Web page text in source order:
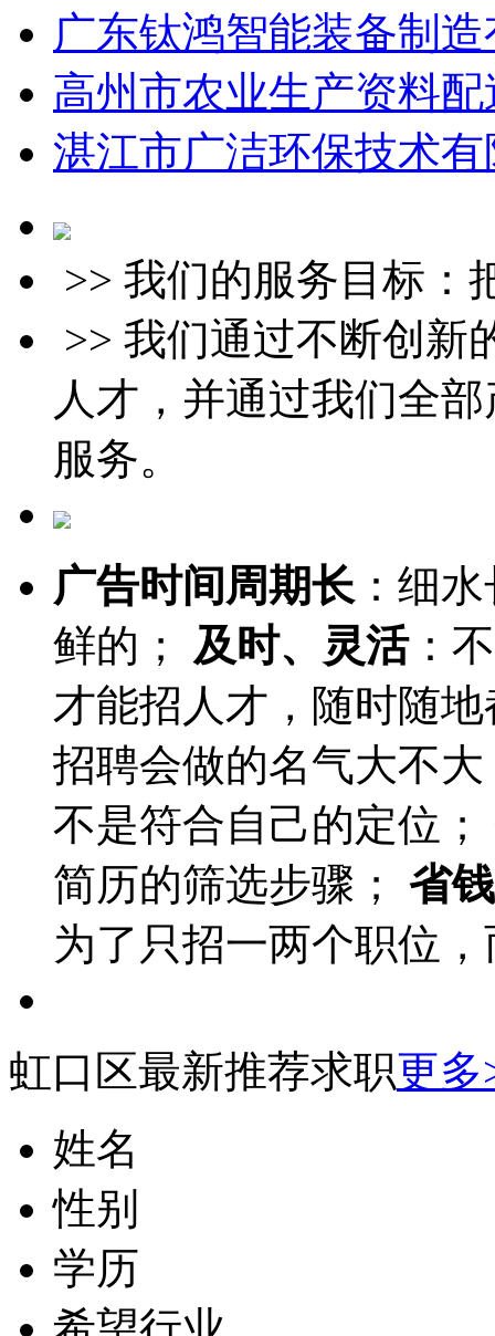
广东钛鸿智能装备制
高州市农业生产资料
湛江市广洁环保技术
>> 我们的服务目标：
>> 我们通过不断创新
人才，并通过我们全
服务。
广告时间周期长 ：细
鲜的； 及时、灵活：
才能招人才，随时随
招聘会做的名气大不
不是符合自己的定位；
简历的筛选步骤； 省
为了只招一两个职位
虹口区最新推荐求职更多
姓名
性别
学历